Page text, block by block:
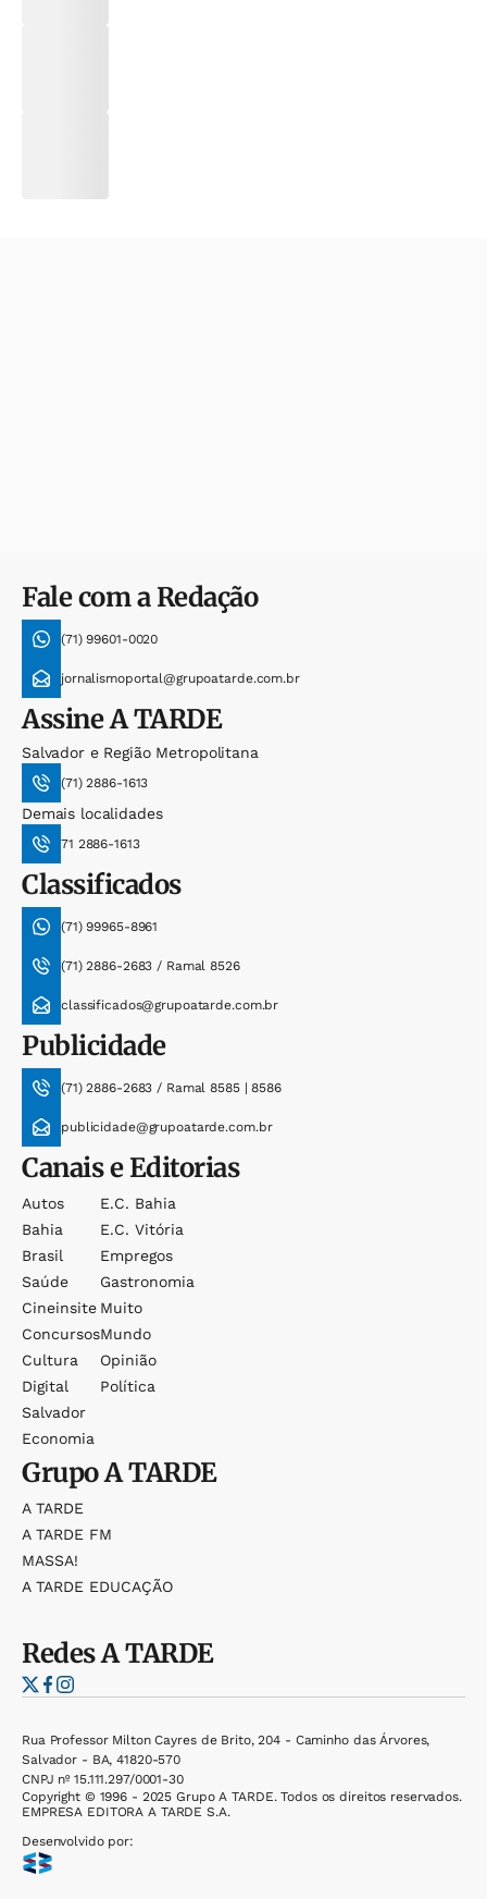
Fale com a Redação
(71) 99601-0020
jornalismoportal@grupoatarde.com.br
AssineA TARDE
Salvador e Região Metropolitana
(71) 2886-1613
Demais localidades
71 2886-1613
Classificados
(71) 99965-8961
(71) 2886-2683 / Ramal 8526
classificados@grupoatarde.com.br
Publicidade
(71) 2886-2683 / Ramal 8585 | 8586
publicidade@grupoatarde.com.br
Canais e Editorias
Autos
Bahia
Brasil
Saúde
Cineinsite
Concursos
Cultura
Digital
Salvador
Economia
E.c. Bahia
E.c. Vitória
Empregos
Gastronomia
Muito
Mundo
Opinião
Política
GrupoA TARDE
A TARDE
A TARDE FM
MASSA!
A TARDE EDUCAÇÃO
RedesA TARDE
Rua Professor Milton Cayres de Brito, 204 - Caminho das Árvores,
Salvador - BA, 41820-570
CNPJ nº 15.111.297/0001-30
Copyright © 1996 - 2025 Grupo A TARDE. Todos os direitos reservados.
EMPRESA EDITORA A TARDE S.A.
Desenvolvido por: